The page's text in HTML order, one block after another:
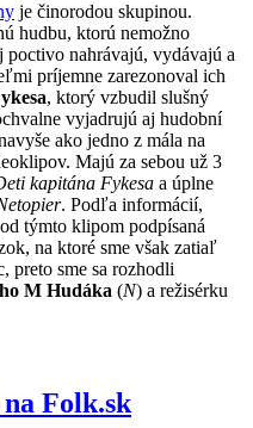
je činorodou skupinou.
hudbu, ktorú nemožno
nahrávajú, vydávajú a
príjemne zarezonoval ich
, ktorý vzbudil slušný
vyjadrujú aj hudobní
ako jedno z mála na
Majú za sebou už 3
kapitána Fykesa a úplne
. Podľa informácií,
týmto klipom podpísaná
na ktoré sme však zatiaľ
preto sme sa rozhodli
M Hudáka (N) a režisérku
Folk.sk